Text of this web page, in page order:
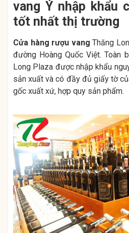
vang Ý nhập khẩu
tốt nhất thị trường
Cửa hàng rượu vang Thăng
đường Hoàng Quốc Việt. Toàn
Long Plaza được nhập khẩu
sản xuất và có đầy đủ giấy tờ
gốc xuất xứ, hợp quy sản phẩm.